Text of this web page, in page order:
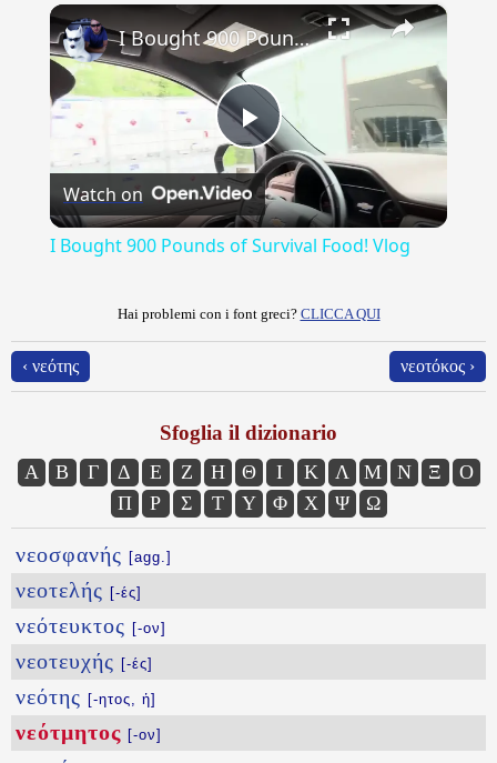
×
Play
Video
I Bought 900 Pounds of Survival Food! Vlog
Watch on
I Bought 900 Pounds of Survival Food! Vlog
Hai problemi con i font greci? CLICCA QUI
‹ νεότης νεοτόκος ›
Sfoglia il dizionario
Α Β Γ Δ Ε Ζ Η Θ Ι Κ Λ Μ Ν Ξ
Ο
Π
Ρ Σ Τ Υ Φ Χ Ψ Ω
νεοσφανής [agg.]
νεοτελής [-ές]
νεότευκτος [-ον]
νεοτευχής [-ές]
νεότης [-ητος, ἡ]
νεότμητος [-ον]